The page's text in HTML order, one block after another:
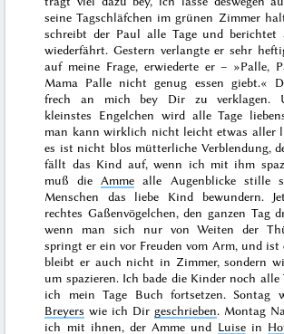
seine Tagschläfchen im grünen Zimmer
schreibt der Paul alle Tage und berichtet
wiederfährt. Gestern verlangte er sehr
auf meine Frage, erwiederte er – »Palle,
Mama Palle nicht genug essen giebt.«
frech an mich bey Dir zu verklagen.
kleinstes Engelchen wird alle Tage
man kann wirklich nicht leicht etwas aller
es ist nicht blos mütterliche Verblendung,
fällt das Kind auf, wenn ich mit ihm
muß dieAmme alle Augenblicke stille
Menschen das liebe Kind bewundern.
rechtes Gaßenvögelchen, den ganzen Tag
wenn man sich nur von Weiten der
springt er ein vor Freuden vom Arm, und ist
bleibt er auch nicht in Zimmer, sondern
um spazieren. Ich bade die Kinder noch
ich mein Tage Buch fortsetzen. Sontag
Breyers wie ich Dir geschrieben. Montag
ich mit ihnen, der Amme und Luisein